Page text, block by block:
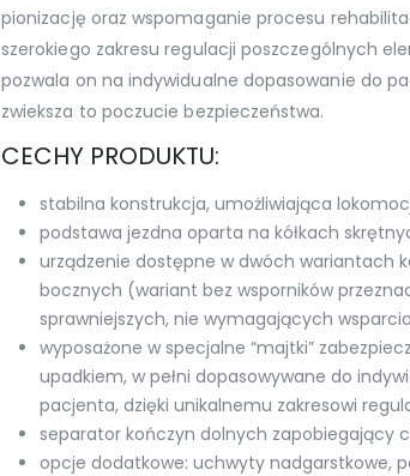
pionizację oraz wspomaganie procesu
szerokiego zakresu regulacji poszczególnych
pozwala on na indywidualne dopasowanie do
zwieksza to poczucie bezpieczeństwa.
CECHY PRODUKTU:
stabilna konstrukcja, umożliwiająca
podstawa jezdna oparta na kółkach
urządzenie dostępne w dwóch wariantach
bocznych (wariant bez wsporników
sprawniejszych, nie wymagających
wyposażone w specjalne “majtki”
upadkiem, w pełni dopasowywane do
pacjenta, dzięki unikalnemu zakresowi
separator kończyn dolnych zapobiegający
opcje dodatkowe: uchwyty nadgarstkowe,